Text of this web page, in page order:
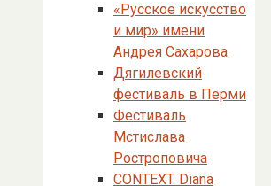
«Русское искусство
и мир» имени
Андрея Сахарова
Дягилевский
фестиваль в Перми
Фестиваль
Мстислава
Ростроповича
CONTEXT. Diana